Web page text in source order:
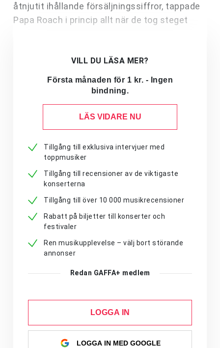
åtnjutit ihållande försäljningssiffror, tappade
Papa Roach i princip allt när de tog steget
VILL DU LÄSA MER?
Första månaden för 1 kr. - Ingen
bindning.
LÄS VIDARE NU
Tillgång till exklusiva intervjuer med
toppmusiker
Tillgång till recensioner av de viktigaste
konserterna
Tillgång till över 10 000 musikrecensioner
Rabatt på biljetter till konserter och
festivaler
Ren musikupplevelse – välj bort störande
annonser
Redan GAFFA+ medlem
LOGGA IN
LOGGA IN MED GOOGLE